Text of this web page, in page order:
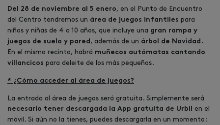
Del 28 de noviembre al 5 enero, en el Punto de Encuentro
del Centro tendremos un área de juegos infantiles para
niños y niñas de 4 a 10 años, que incluye una gran rampa y
juegos de suelo y pared , además de un árbol de Navidad.
En el mismo recinto, habrá muñecos autómatas cantando
villancicos para deleite de los más pequeños.
* ¿Cómo acceder al área de juegos?
La entrada al área de juegos será gratuita. Simplemente será
necesario tener descargada la App gratuita de Urbil en el
móvil. Si aún no la tienes, puedes descargarla en un momento: